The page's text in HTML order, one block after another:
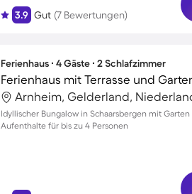
3.9 Gut (7 Bewertungen)
Ferienhaus ∙ 4 Gäste ∙ 2 Schlafzimmer
Ferienhaus mit Terrasse und
Arnheim, Gelderland,
Idyllischer Bungalow in Schaarsbergen mit
Aufenthalte für bis zu 4 Personen